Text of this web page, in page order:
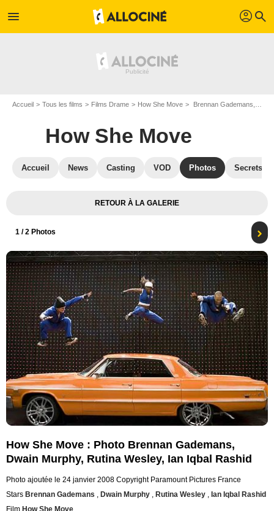
menu profil search
Accueil Tous les films Films Drame How She Move Brennan Gademans, Rutina Wesley et Dwain Murphy
How She Move
Accueil News Casting VOD Photos Secrets
RETOUR À LA GALERIE
1 / 2 Photos
How She Move : Photo Brennan Gademans,
Dwain Murphy, Rutina Wesley, Ian Iqbal Rashid
Photo ajoutée le 24 janvier 2008 Copyright Paramount Pictures France
Stars Brennan Gademans , Dwain Murphy , Rutina Wesley , Ian Iqbal Rashid